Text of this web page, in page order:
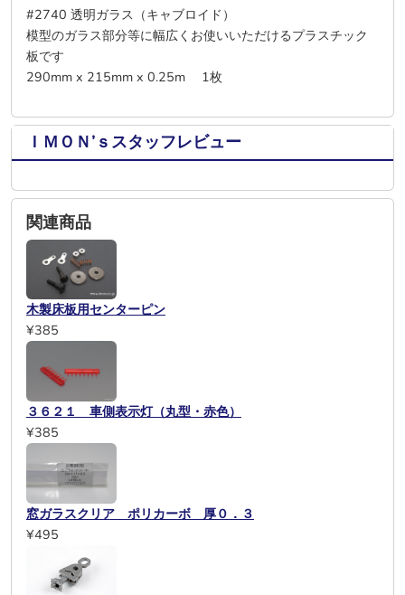
#2740 透明ガラス（キャブロイド）
模型のガラス部分等に幅広くお使いいただけるプラスチック
板です
290mm x 215mm x 0.25m 1枚
ＩＭＯＮ’ｓスタッフレビュー
関連商品
木製床板用センターピン
¥385
３６２１ 車側表示灯（丸型・赤色）
¥385
窓ガラスクリア ポリカーボ 厚０．３
¥495